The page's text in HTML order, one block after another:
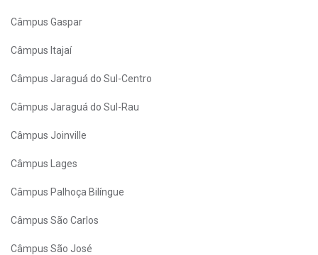
Câmpus Gaspar
Câmpus Itajaí
Câmpus Jaraguá do Sul-Centro
Câmpus Jaraguá do Sul-Rau
Câmpus Joinville
Câmpus Lages
Câmpus Palhoça Bilíngue
Câmpus São Carlos
Câmpus São José